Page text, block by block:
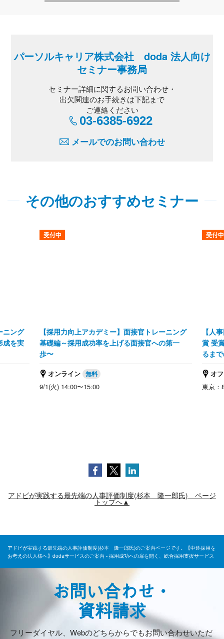
パーソルキャリア株式会社 doda 法人向け
セミナー事務局
セミナー詳細に関するお問い合わせ・
出欠関連のお手続きは下記まで
ご連絡ください
03-6385-6922
メールでのお問い合わせ
その他のおすすめセミナー
ニング
成を実
受付中
【採用力向上アカデミー】面接官トレーニング
基礎編～採用成功率を上げる面接官への第一
歩〜
オンライン
9/1(火) 14:00〜15:00
受付中
【人
賞 受
るま
オ
東京：
アドビが実践する最先端の人事評価制度(杉本 隆一郎氏) ページ
トップへ▲
アドビが実践する最先端の人事評価制度(杉本 隆一郎氏)のご案内ページです。【中途採用を
お考えの法人様へ】dodaサービスのご案内 - 採用成功への扉を開く、総合採用支援サービス
お問い合わせ・
資料請求
フリーダイヤル、Webのどちらからでもお問い合わせいただ